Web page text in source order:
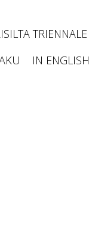
TRIENNALE
IN ENGLISH